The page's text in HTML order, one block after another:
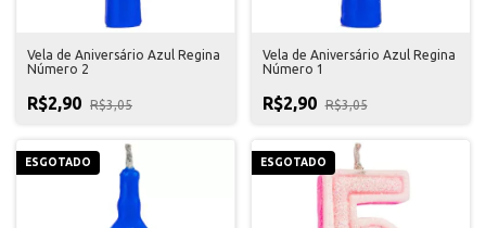
Vela de Aniversário Azul Regina
Número 2
R$2,90 R$3,05
Vela de Aniversário Azul Regina
Número 1
R$2,90 R$3,05
ESGOTADO ESGOTADO